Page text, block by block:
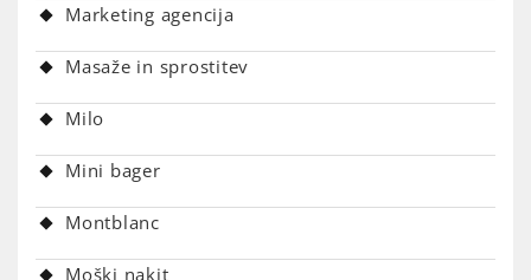
Marketing agencija
Masaže in sprostitev
Milo
Mini bager
Montblanc
Moški nakit